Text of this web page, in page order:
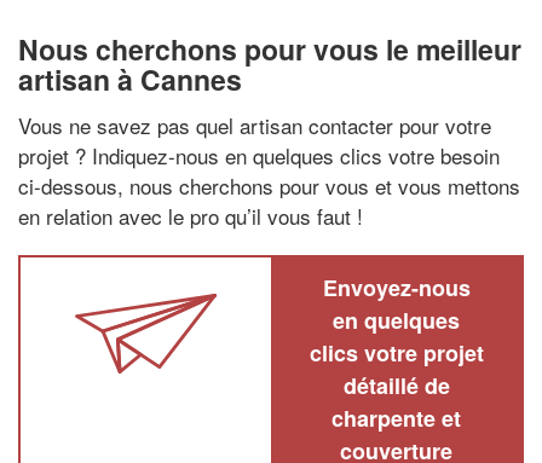
Nous cherchons pour vous le meilleur
artisan à Cannes
Vous ne savez pas quel artisan contacter pour votre
projet ? Indiquez-nous en quelques clics votre besoin
ci-dessous, nous cherchons pour vous et vous mettons
en relation avec le pro qu’il vous faut !
Envoyez-nous
en quelques
clics votre projet
détaillé de
charpente et
couverture